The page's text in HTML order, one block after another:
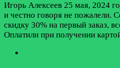
Игорь Алексеев 25 мая, 2024
и честно говоря не пожалели.
скидку 30% на первый заказ,
Оплатили при получении